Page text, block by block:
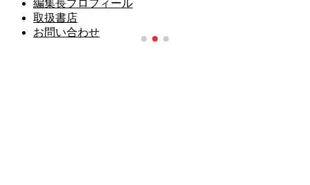
編集長プロフィール
取扱書店
お問い合わせ